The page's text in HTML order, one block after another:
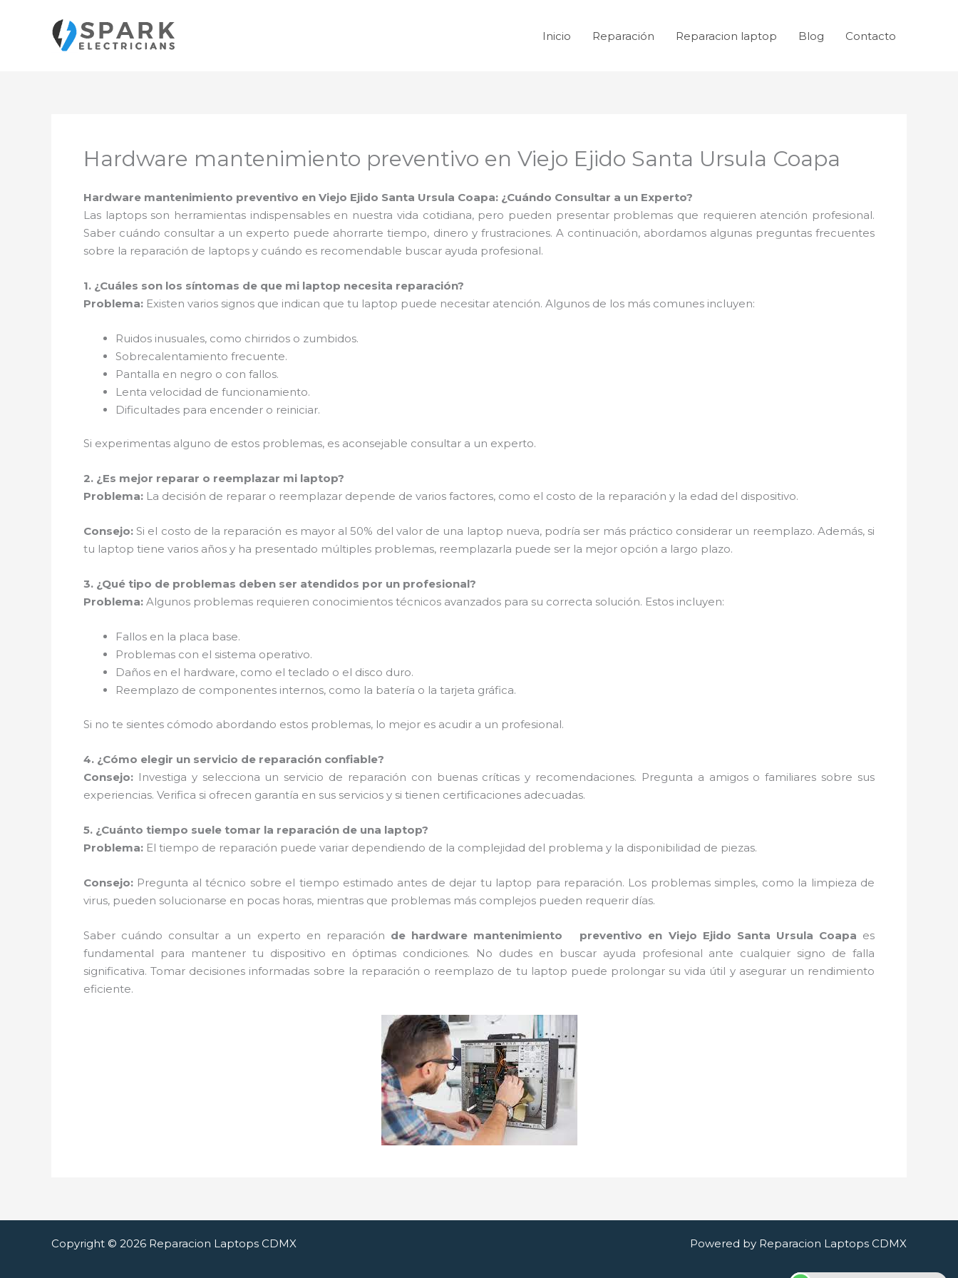
contenido
Inicio Reparación Reparacion laptop Blog Contacto
Hardware mantenimiento preventivo en Viejo Ejido Santa Ursula Coapa
Hardware mantenimiento preventivo en Viejo Ejido Santa Ursula Coapa: ¿Cuándo Consultar a un Experto?
Las laptops son herramientas indispensables en nuestra vida cotidiana, pero pueden presentar problemas que requieren atención profesional.
Saber cuándo consultar a un experto puede ahorrarte tiempo, dinero y frustraciones. A continuación, abordamos algunas preguntas frecuentes
sobre la reparación de laptops y cuándo es recomendable buscar ayuda profesional.
1. ¿Cuáles son los síntomas de que mi laptop necesita reparación?
Problema: Existen varios signos que indican que tu laptop puede necesitar atención. Algunos de los más comunes incluyen:
Ruidos inusuales, como chirridos o zumbidos.
Sobrecalentamiento frecuente.
Pantalla en negro o con fallos.
Lenta velocidad de funcionamiento.
Dificultades para encender o reiniciar.
Si experimentas alguno de estos problemas, es aconsejable consultar a un experto.
2. ¿Es mejor reparar o reemplazar mi laptop?
Problema: La decisión de reparar o reemplazar depende de varios factores, como el costo de la reparación y la edad del dispositivo.
Consejo: Si el costo de la reparación es mayor al 50% del valor de una laptop nueva, podría ser más práctico considerar un reemplazo. Además, si
tu laptop tiene varios años y ha presentado múltiples problemas, reemplazarla puede ser la mejor opción a largo plazo.
3. ¿Qué tipo de problemas deben ser atendidos por un profesional?
Problema: Algunos problemas requieren conocimientos técnicos avanzados para su correcta solución. Estos incluyen:
Fallos en la placa base.
Problemas con el sistema operativo.
Daños en el hardware, como el teclado o el disco duro.
Reemplazo de componentes internos, como la batería o la tarjeta gráfica.
Si no te sientes cómodo abordando estos problemas, lo mejor es acudir a un profesional.
4. ¿Cómo elegir un servicio de reparación confiable?
Consejo: Investiga y selecciona un servicio de reparación con buenas críticas y recomendaciones. Pregunta a amigos o familiares sobre sus
experiencias. Verifica si ofrecen garantía en sus servicios y si tienen certificaciones adecuadas.
5. ¿Cuánto tiempo suele tomar la reparación de una laptop?
Problema: El tiempo de reparación puede variar dependiendo de la complejidad del problema y la disponibilidad de piezas.
Consejo: Pregunta al técnico sobre el tiempo estimado antes de dejar tu laptop para reparación. Los problemas simples, como la limpieza de
virus, pueden solucionarse en pocas horas, mientras que problemas más complejos pueden requerir días.
Saber cuándo consultar a un experto en reparación de hardware mantenimiento preventivo en Viejo Ejido Santa Ursula Coapa es
fundamental para mantener tu dispositivo en óptimas condiciones. No dudes en buscar ayuda profesional ante cualquier signo de falla
significativa. Tomar decisiones informadas sobre la reparación o reemplazo de tu laptop puede prolongar su vida útil y asegurar un rendimiento
eficiente.
Copyright © 2026 Reparacion Laptops CDMX Powered by Reparacion Laptops CDMX